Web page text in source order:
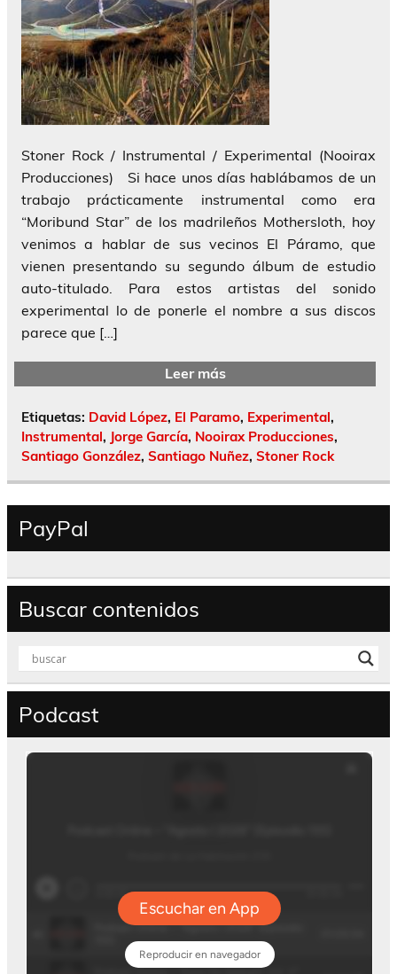
Stoner Rock / Instrumental / Experimental (Nooirax
Producciones) Si hace unos días hablábamos de un
trabajo prácticamente instrumental como era
“Moribund Star” de los madrileños Mothersloth, hoy
venimos a hablar de sus vecinos El Páramo, que
vienen presentando su segundo álbum de estudio
auto-titulado. Para estos artistas del sonido
experimental lo de ponerle el nombre a sus discos
parece que […]
Leer más
Etiquetas: David López, El Paramo, Experimental,
Instrumental, Jorge García, Nooirax Producciones,
Santiago González, Santiago Nuñez, Stoner Rock
PayPal
Buscar contenidos
Podcast